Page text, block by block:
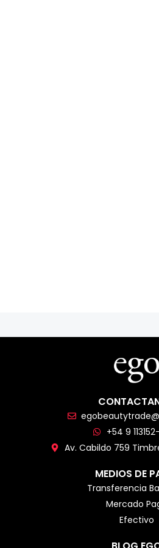
+54 9
Av. Cabildo 759
MEDIOS DE
Transferencia
Mercado
Efectivo